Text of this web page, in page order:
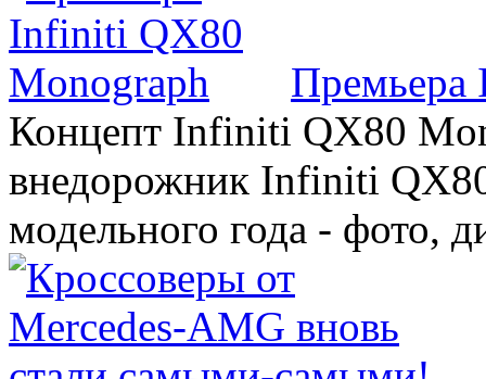
Премьера
Концепт Infiniti QX80
внедорожник Infiniti
модельного года - фото,